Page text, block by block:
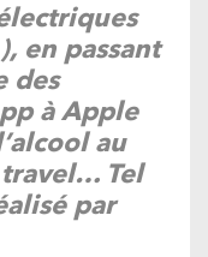
en passant
des
à Apple
au
Tel
par